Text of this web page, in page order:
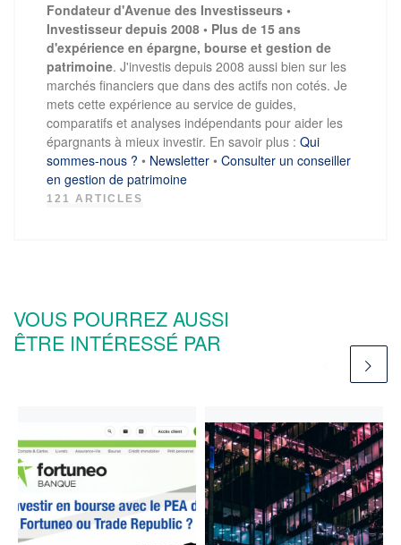
Fondateur d'Avenue des Investisseurs •
Investisseur depuis 2008 • Plus de 15 ans
d'expérience en épargne, bourse et gestion de
patrimoine. J'investis depuis 2008 aussi bien sur les
marchés financiers que dans des actifs non cotés. Je
mets cette expérience au service de guides,
comparatifs et analyses indépendants pour aider les
épargnants à mieux investir. En savoir plus :Qui
sommes-nous ? • Newsletter •Consulter un conseiller
en gestion de patrimoine
121 ARTICLES
VOUS POURREZ AUSSI
ÊTRE INTÉRESSÉ PAR